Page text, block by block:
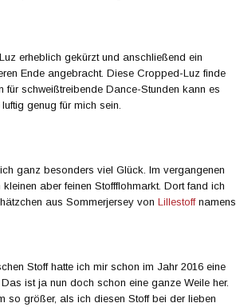
erheblich gekürzt und anschließend ein
Ende angebracht. Diese Cropped-Luz finde
für schweißtreibende Dance-Stunden kann es
genug für mich sein.
ganz besonders viel Glück. Im vergangenen
aber feinen Stoffflohmarkt. Dort fand ich
aus Sommerjersey von Lillestoffnamens
Stoff hatte ich mir schon im Jahr 2016 eine
ist ja nun doch schon eine ganze Weile her.
so größer, als ich diesen Stoff bei der lieben